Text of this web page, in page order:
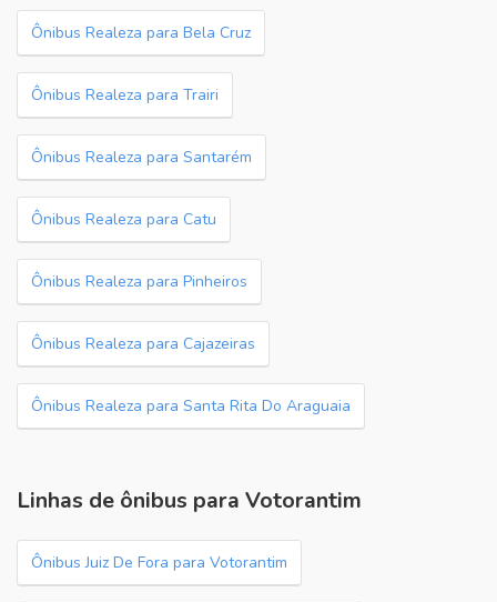
Ônibus Realeza para Bela Cruz
Ônibus Realeza para Trairi
Ônibus Realeza para Santarém
Ônibus Realeza para Catu
Ônibus Realeza para Pinheiros
Ônibus Realeza para Cajazeiras
Ônibus Realeza para Santa Rita Do Araguaia
Linhas de ônibus para Votorantim
Ônibus Juiz De Fora para Votorantim